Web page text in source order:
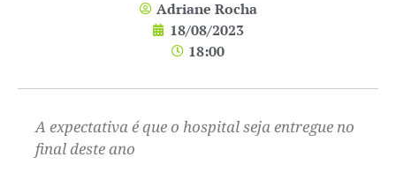
Adriane Rocha
18/08/2023
18:00
A expectativa é que o hospital seja entregue no
final deste ano